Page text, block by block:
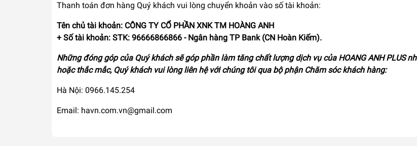
Thanh toán đơn hàng Quý khách vui lòng chuyển khoản vào số tài khoản:
Tên chủ tài khoản: CÔNG TY CỔ PHẦN XNK TM HOÀNG ANH
+ Số tài khoản: STK: 96666866866 - Ngân hàng TP Bank (CN Hoàn Kiếm).
Những đóng góp của Quý khách sẽ góp phần làm tăng chất lượng dịch vụ của HOANG ANH PLUS
hoặc thắc mắc, Quý khách vui lòng liên hệ với chúng tôi qua bộ phận Chăm sóc khách hàng:
Hà Nội: 0966.145.254
Email: havn.com.vn@gmail.com